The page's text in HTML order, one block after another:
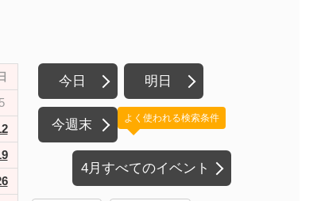
今日 明日
今週末
4月すべてのイベント
よく使われる検索条件